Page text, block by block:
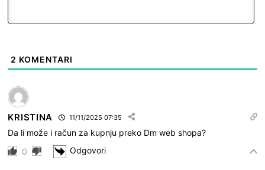
2 KOMENTARI
KRISTINA 11/11/2025 07:35
Da li može i račun za kupnju preko Dm web shopa?
0
Odgovori